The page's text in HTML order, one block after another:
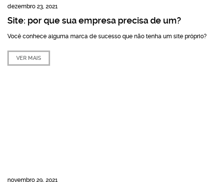
dezembro 23, 2021
Site: por que sua empresa precisa de um?
Você conhece alguma marca de sucesso que não tenha um site próprio?
VER MAIS
novembro 29, 2021